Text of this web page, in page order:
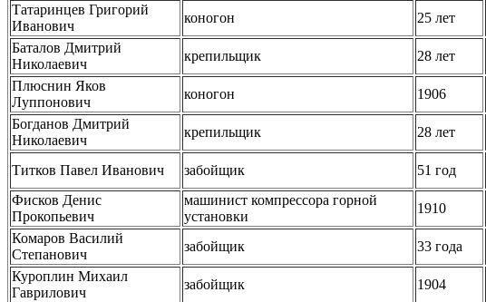
Татаринцев Григорий
Иванович
коногон 25 лет
Баталов Дмитрий
Николаевич
крепильщик 28 лет
Плюснин Яков
Луппонович
коногон 1906
Богданов Дмитрий
Николаевич
крепильщик 28 лет
Титков Павел Иванович забойщик 51 год
Фисков Денис
Прокопьевич
машинист компрессора горной
установки
1910
Комаров Василий
Степанович
забойщик 33 года
Куроплин Михаил
Гаврилович
забойщик 1904